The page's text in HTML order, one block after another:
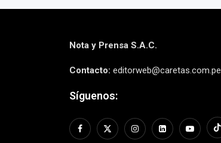
Nota y Prensa S.A.C.
Contacto: editorweb@caretas.com.pe
Síguenos: